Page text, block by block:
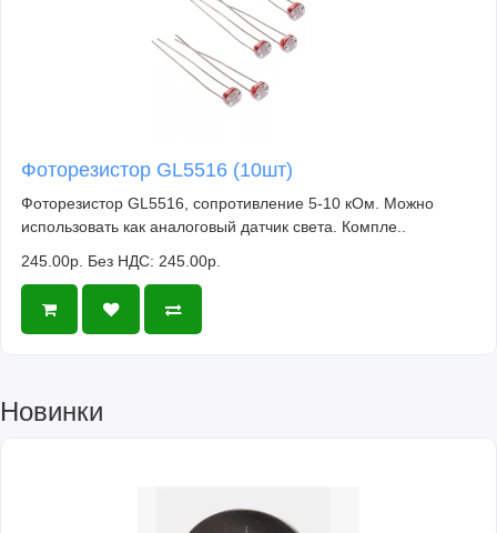
Фоторезистор GL5516 (10шт)
Фоторезистор GL5516, сопротивление 5-10 кОм. Можно
использовать как аналоговый датчик света. Компле..
245.00р. Без НДС: 245.00р.
Новинки